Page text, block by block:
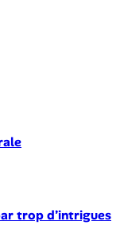
trop d’intrigues